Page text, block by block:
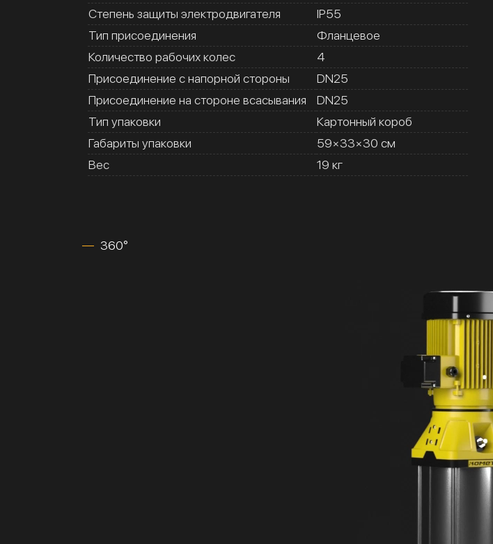
Степень защиты электродвигателя
IP55
Тип присоединения
Фланцевое
Количество рабочих колес
4
Присоединение с напорной стороны
DN25
Присоединение на стороне всасывания
DN25
Тип упаковки
Картонный короб
Габариты упаковки
59×33×30 см
Вес
19 кг
360°